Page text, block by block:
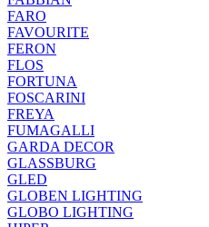
FARO
FAVOURITE
FERON
FLOS
FORTUNA
FOSCARINI
FREYA
FUMAGALLI
GARDA DECOR
GLASSBURG
GLED
GLOBEN LIGHTING
GLOBO LIGHTING